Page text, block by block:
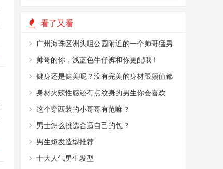
看了又看
广州海珠区洲头咀公园附近的一个帅哥猛男
烤肉摊
帅哥的你，浅蓝色牛仔裤和你更配哦！
健身还是健美呢？没有完美的身材跟颜值都
不敢这么穿！
身材火辣性感还有点纹身的男生你会喜欢
嘛？
这个穿西装的小哥哥有范嘛？
男士怎么挑选合适自己的包？
男生短发造型推荐
十大人气男生发型